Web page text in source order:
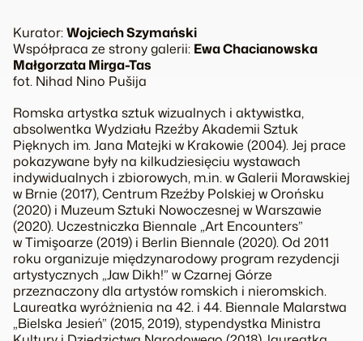
Kurator:Wojciech Szymański
Współpraca ze strony galerii: Ewa Chacianowska
Małgorzata Mirga-Tas
fot. Nihad Nino Pušija
Romska artystka sztuk wizualnych i aktywistka,
absolwentka Wydziału Rzeźby Akademii Sztuk
Pięknych im. Jana Matejki w Krakowie (2004). Jej prace
pokazywane były na kilkudziesięciu wystawach
indywidualnych i zbiorowych, m.in. w Galerii Morawskiej
w Brnie (2017), Centrum Rzeźby Polskiej w Orońsku
(2020) i Muzeum Sztuki Nowoczesnej w Warszawie
(2020). Uczestniczka Biennale „Art Encounters”
w Timişoarze (2019) i Berlin Biennale (2020). Od 2011
roku organizuje międzynarodowy program rezydencji
artystycznych „Jaw Dikh!” w Czarnej Górze
przeznaczony dla artystów romskich i nieromskich.
Laureatka wyróżnienia na 42. i 44. Biennale Malarstwa
„Bielska Jesień” (2015, 2019), stypendystka Ministra